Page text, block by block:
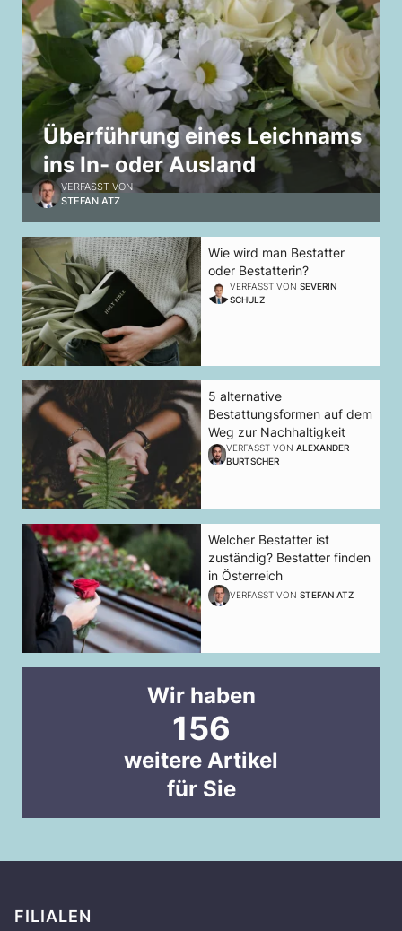
Überführung eines Leichnams
ins In- oder Ausland
VERFASST VON
STEFAN ATZ
Wie wird man Bestatter
oder Bestatterin?
VERFASST VON SEVERIN
SCHULZ
5 alternative
Bestattungsformen auf dem
Weg zur Nachhaltigkeit
VERFASST VON ALEXANDER
BURTSCHER
Welcher Bestatter ist
zuständig? Bestatter finden
in Österreich
VERFASST VON STEFAN ATZ
Wir haben
156
weitere Artikel
für Sie
FILIALEN